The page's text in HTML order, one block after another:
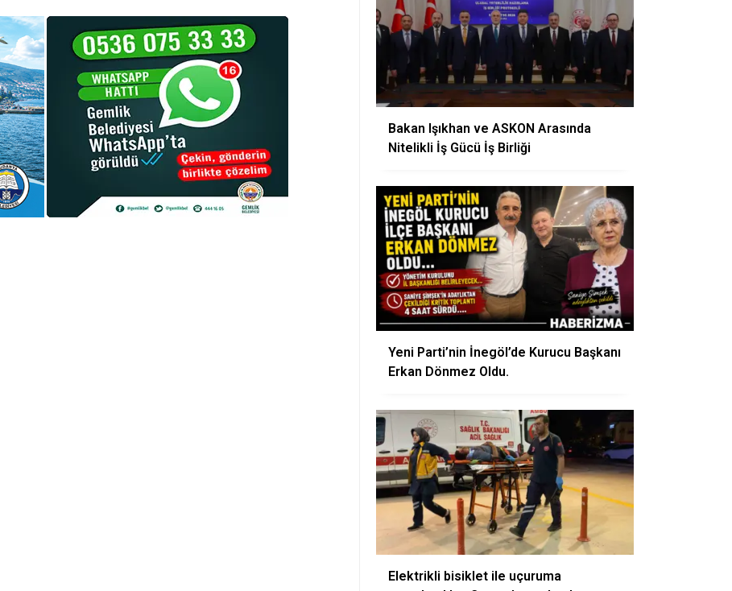
Bakan Işıkhan ve ASKON Arasında
Nitelikli İş Gücü İş Birliği
Yeni Parti’nin İnegöl’de Kurucu Başkanı
Erkan Dönmez Oldu.
Elektrikli bisiklet ile uçuruma